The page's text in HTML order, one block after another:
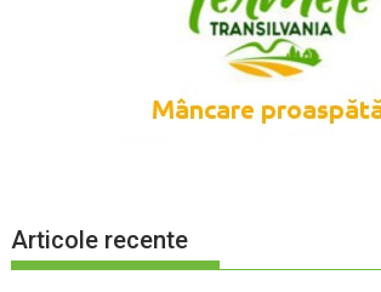
Articole recente